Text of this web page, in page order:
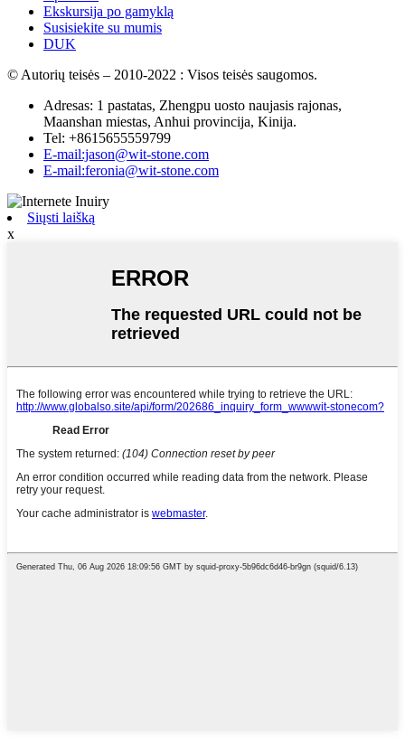
Ekskursija po gamyklą
Susisiekite su mumis
DUK
© Autorių teisės – 2010-2022 : Visos teisės saugomos.
Adresas: 1 pastatas, Zhengpu uosto naujasis rajonas,
Maanshan miestas, Anhui provincija, Kinija.
Tel: +8615655559799
E-mail:jason@wit-stone.com
E-mail:feronia@wit-stone.com
Siųsti laišką
x